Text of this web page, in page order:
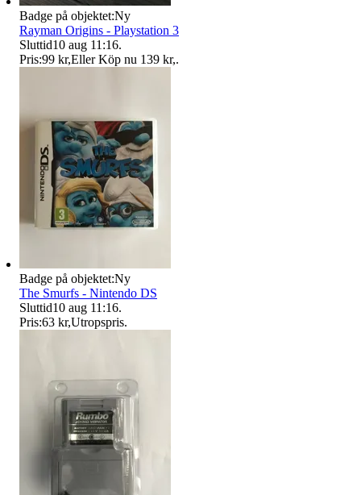
Badge på objektet:Ny
Rayman Origins - Playstation 3
Sluttid10 aug 11:16.
Pris:99 kr,Eller Köp nu 139 kr,.
Badge på objektet:Ny
The Smurfs - Nintendo DS
Sluttid10 aug 11:16.
Pris:63 kr,Utropspris.